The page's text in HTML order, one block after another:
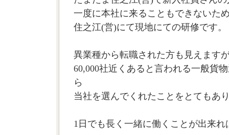
一度に本社に来ることもできないた
住之江(営)にて現地にての研修です。
異業種から転職された方も見えます
60,000社近くあると言われる一般貨
ら
当社を選んでくれたことをとてもあ
1日でも長く一緒に働くことが出来